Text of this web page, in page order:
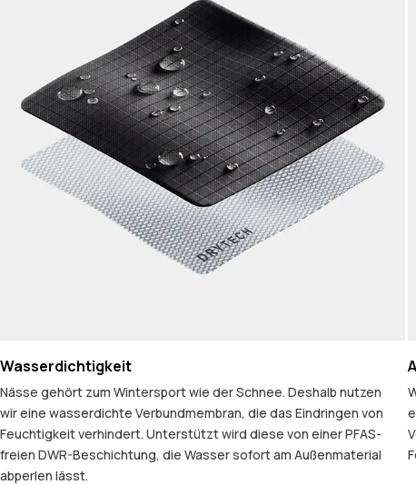
Wasserdichtigkeit
Nässe gehört zum Wintersport wie der Schnee. Deshalb nutzen
wir eine wasserdichte Verbundmembran, die das Eindringen von
Feuchtigkeit verhindert. Unterstützt wird diese von einer PFAS-
freien DWR-Beschichtung, die Wasser sofort am Außenmaterial
abperlen lässt.